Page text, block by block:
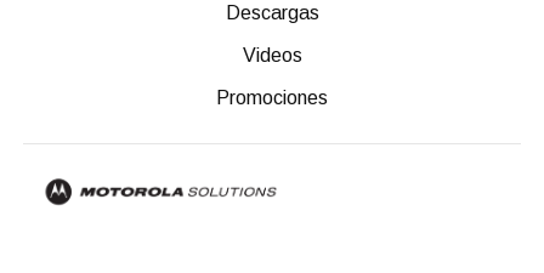
Descargas
Videos
Promociones